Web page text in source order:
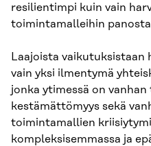
resilientimpi kuin vain
toimintamalleihin
Laajoista
vain yksi ilmentymä
jonka ytimessä on
kestämättömyys sekä
toimintamallien
kompleksisemmassa ja